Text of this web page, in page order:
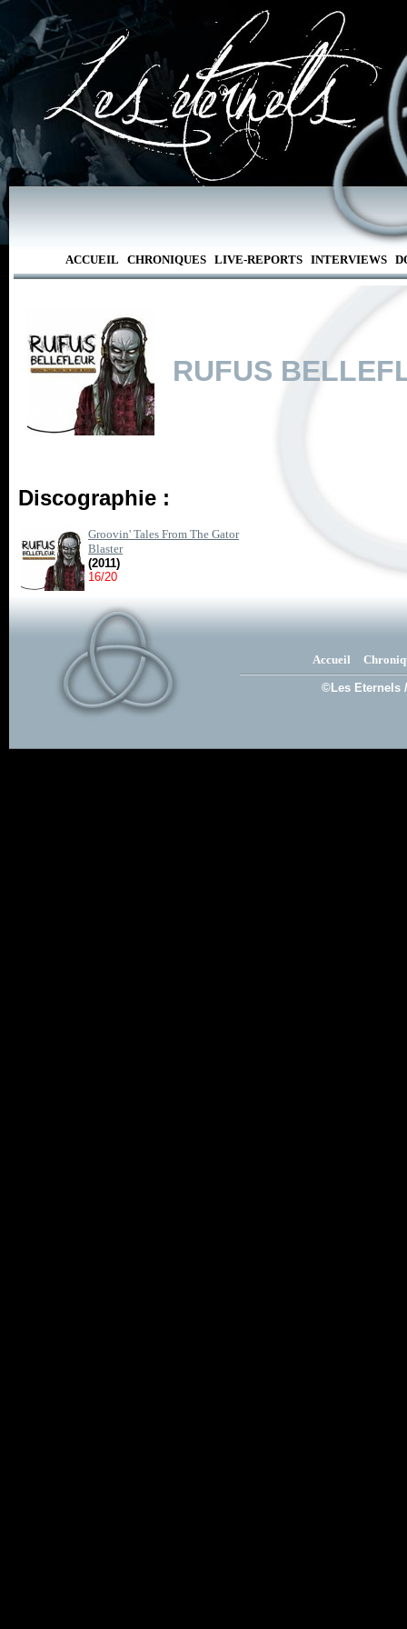
ACCUEIL CHRONIQUES LIVE-REPORTS INTERVIEWS
RUFUS
Discographie :
Groovin' Tales From The Gator
Blaster
(2011)
16/20
Accueil
©Les Eternels